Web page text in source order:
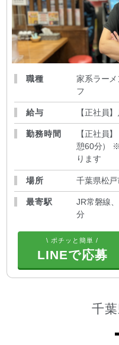
職種
家系ラー
フ
給与 【正社員
勤務時間
【正社員
憩60分）
ります
場所 千葉県松戸
最寄駅
JR常磐線
分
\ ポチッと簡単 /
LINEで応募
千